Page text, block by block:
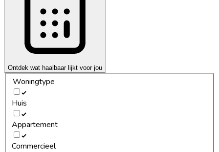
Ontdek wat haalbaar lijkt voor jou
Woningtype
Huis
Appartement
Commercieel